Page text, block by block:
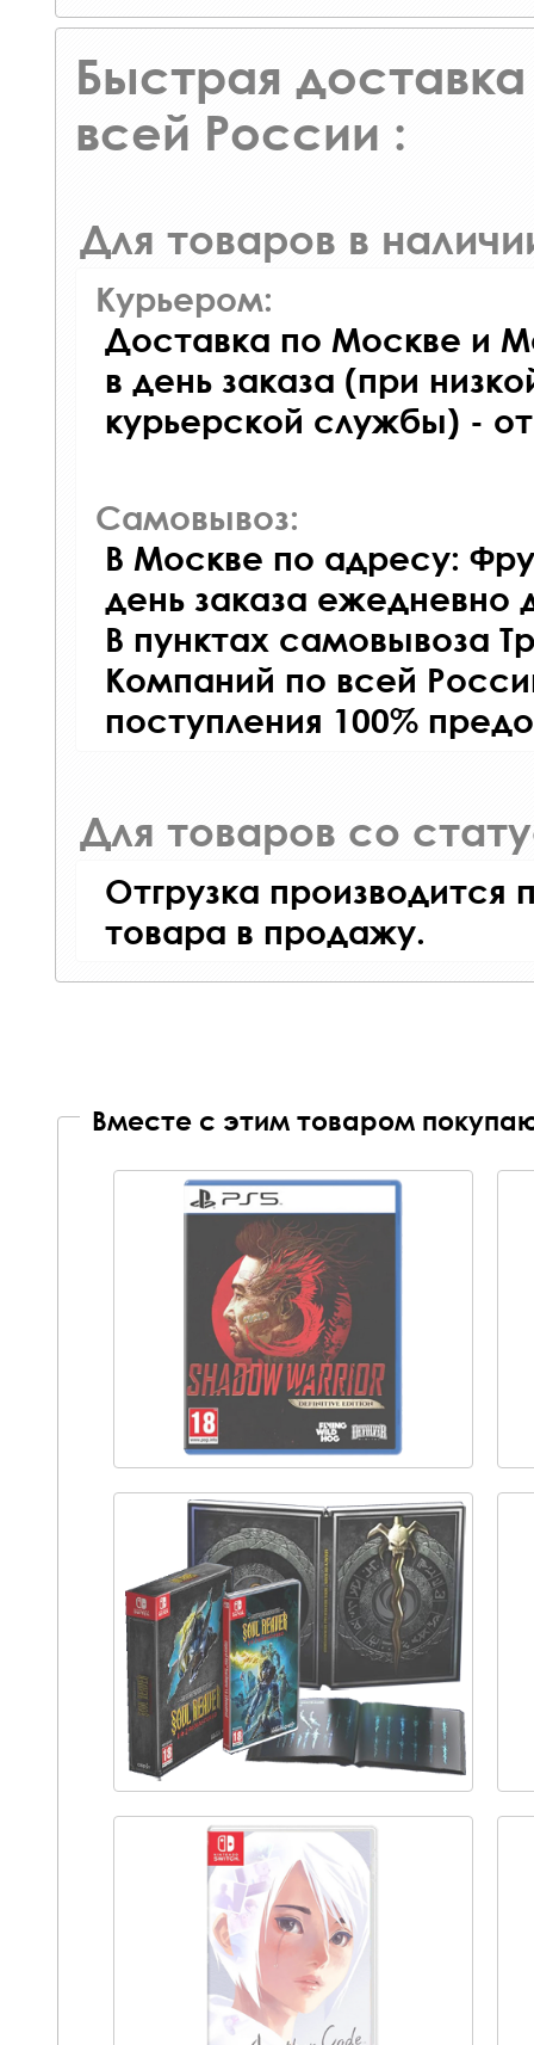
Быстрая доставка
всей России :
Для товаров в
Курьером:
Доставка по Москве и
в день заказа (при
курьерской службы) -
Самовывоз:
В Москве по адресу:
день заказа ежедневно
В пунктах самовывоза
Компаний по всей
поступления 100%
Для товаров со
Отгрузка производится
товара в продажу.
Вместе с этим товаром